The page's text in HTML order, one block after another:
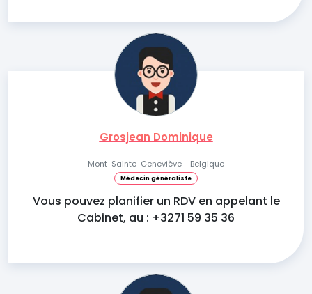
Grosjean Dominique
Mont-Sainte-Geneviève - Belgique
Médecin généraliste
Vous pouvez planifier un RDV en appelant le
Cabinet, au : +3271 59 35 36